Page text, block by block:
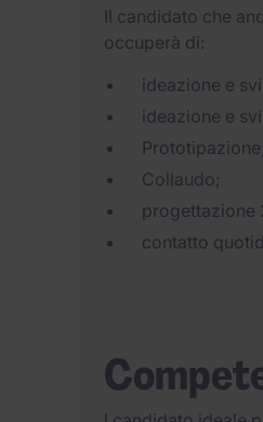
Il candidato che
occuperà di:
ideazione e
ideazione e
Prototipazione;
Collaudo;
progettazione
contatto